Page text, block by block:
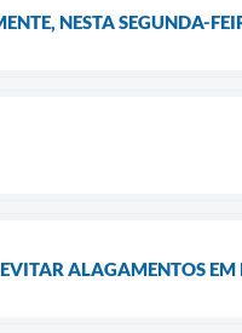
NESTA SEGUNDA-
ALAGAMENTOS EM